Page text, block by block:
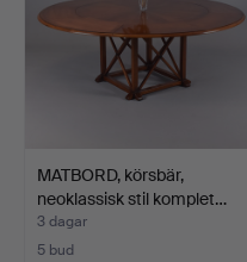
MATBORD, körsbär,
neoklassisk stil komplet…
3 dagar
5 bud